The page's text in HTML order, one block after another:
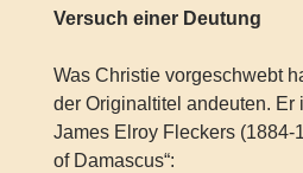
Versuch einer Deutung
Was Christie vorgeschwebt
der Originaltitel andeuten. Er
James Elroy Fleckers (1884-
of Damascus“: